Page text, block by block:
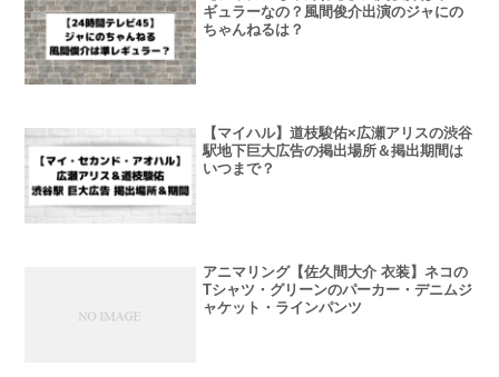
ギュラーなの？風間俊介出演のジャにの
ちゃんねるは？
【マイハル】道枝駿佑×広瀬アリスの渋谷
駅地下巨大広告の掲出場所＆掲出期間は
いつまで？
アニマリング【佐久間大介 衣装】ネコの
Tシャツ・グリーンのパーカー・デニムジ
ャケット・ラインパンツ